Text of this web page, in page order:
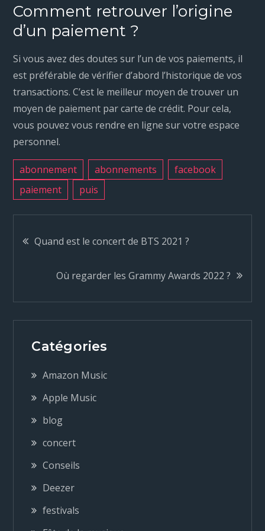
Comment retrouver l’origine
d’un paiement ?
Si vous avez des doutes sur l’un de vos paiements, il
est préférable de vérifier d’abord l’historique de vos
transactions. C’est le meilleur moyen de trouver un
moyen de paiement par carte de crédit. Pour cela,
vous pouvez vous rendre en ligne sur votre espace
personnel.
abonnement abonnements
facebook
paiement
puis
N
v
g
a
t
o
Quand est le concert de BTS 2021 ?
Où regarder les Grammy Awards 2022 ?
Catégories
Amazon Music
Apple Music
blog
concert
Conseils
Deezer
festivals